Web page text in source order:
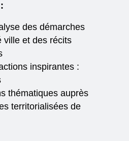
des démarches
ville et des récits
inspirantes :
thématiques auprès
territorialisées de